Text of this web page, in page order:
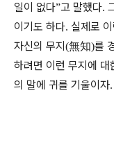
일이 없다”고 말했다.
이기도 하다. 실제로
자신의 무지 (無知)를
하려면 이런 무지에
의 말에 귀를 기울이자.